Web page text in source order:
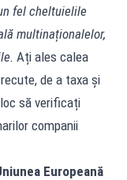
fel cheltuielile
multinaționalelor,
Ați ales calea
de a taxa și
să verificați
companii
Europeană